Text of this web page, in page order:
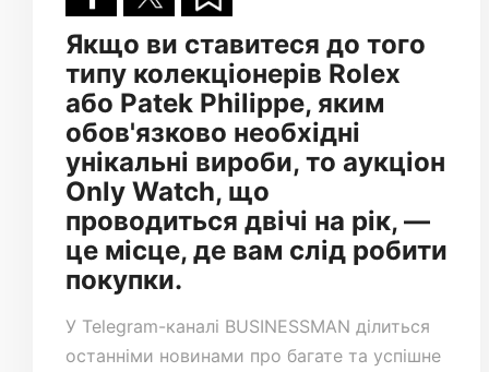
Якщо ви ставитеся до того
типу колекціонерів Rolex
або Patek Philippe, яким
обов'язково необхідні
унікальні вироби, то аукціон
Only Watch, що
проводиться двічі на рік, —
це місце, де вам слід робити
покупки.
У Telegram-каналі BUSINESSMAN ділиться
останніми новинами про багате та успішне